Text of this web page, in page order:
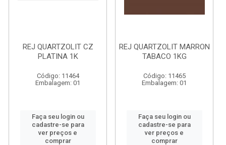
REJ QUARTZOLIT CZ
PLATINA 1K
Código: 11464
Embalagem: 01
Faça seu login ou
cadastre-se para
ver preços e
comprar
REJ QUARTZOLIT MARRON
TABACO 1KG
Código: 11465
Embalagem: 01
Faça seu login ou
cadastre-se para
ver preços e
comprar